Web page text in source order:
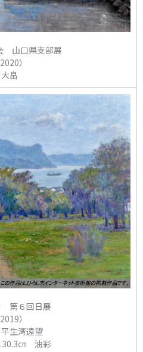
山口県支部展
2020）
大畠
６回日展
2019）
生湾遠望
㎝ 油彩